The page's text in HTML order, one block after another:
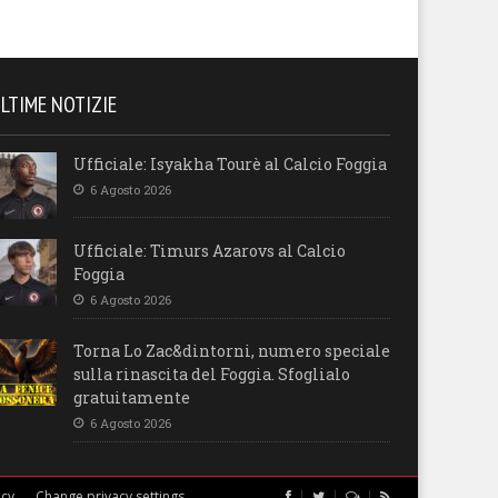
NOTIZIE
Ufficiale: Isyakha Tourè al Calcio Foggia
6 Agosto 2026
Ufficiale: Timurs Azarovs al Calcio
Foggia
6 Agosto 2026
Torna Lo Zac&dintorni, numero speciale
sulla rinascita del Foggia. Sfoglialo
gratuitamente
6 Agosto 2026